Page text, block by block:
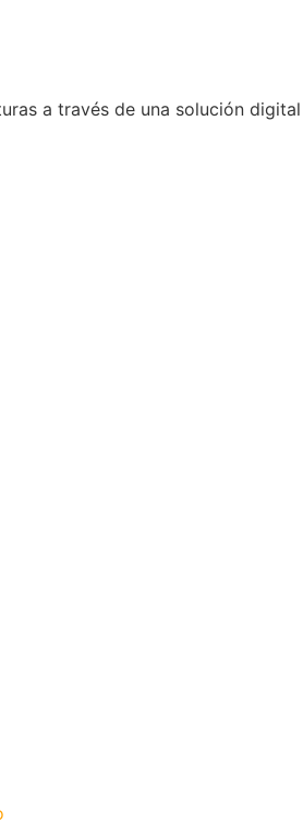
a través de una solución digital